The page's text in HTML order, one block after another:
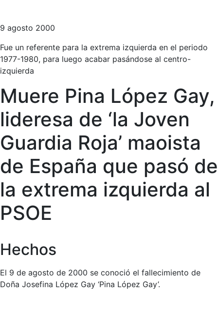
9 agosto 2000
Fue un referente para la extrema izquierda en el periodo
1977-1980, para luego acabar pasándose al centro-
izquierda
Muere Pina López Gay,
lideresa de ‘la Joven
Guardia Roja’ maoista
de España que pasó de
la extrema izquierda al
PSOE
Hechos
El 9 de agosto de 2000 se conoció el fallecimiento de
Doña Josefina López Gay ‘Pina López Gay’.